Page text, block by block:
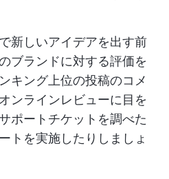
新しいアイデアを出す前
ブランドに対する評価を
キング上位の投稿のコメ
ンラインレビューに目を
ポートチケットを調べた
トを実施したりしましょ